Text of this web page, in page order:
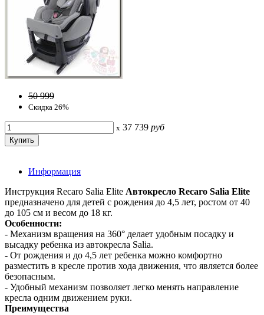
50 999
Скидка 26%
x 37 739 руб
Информация
Инструкция Recaro Salia Elite Автокресло Recaro Salia Elite
предназначено для детей с рождения до 4,5 лет, ростом от 40
до 105 см и весом до 18 кг.
Особенности:
- Механизм вращения на 360° делает удобным посадку и
высадку ребенка из автокресла Salia.
- От рождения и до 4,5 лет ребенка можно комфортно
разместить в кресле против хода движения, что является более
безопасным.
- Удобный механизм позволяет легко менять направление
кресла одним движением руки.
Преимущества